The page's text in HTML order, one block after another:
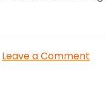
Leave a Comment